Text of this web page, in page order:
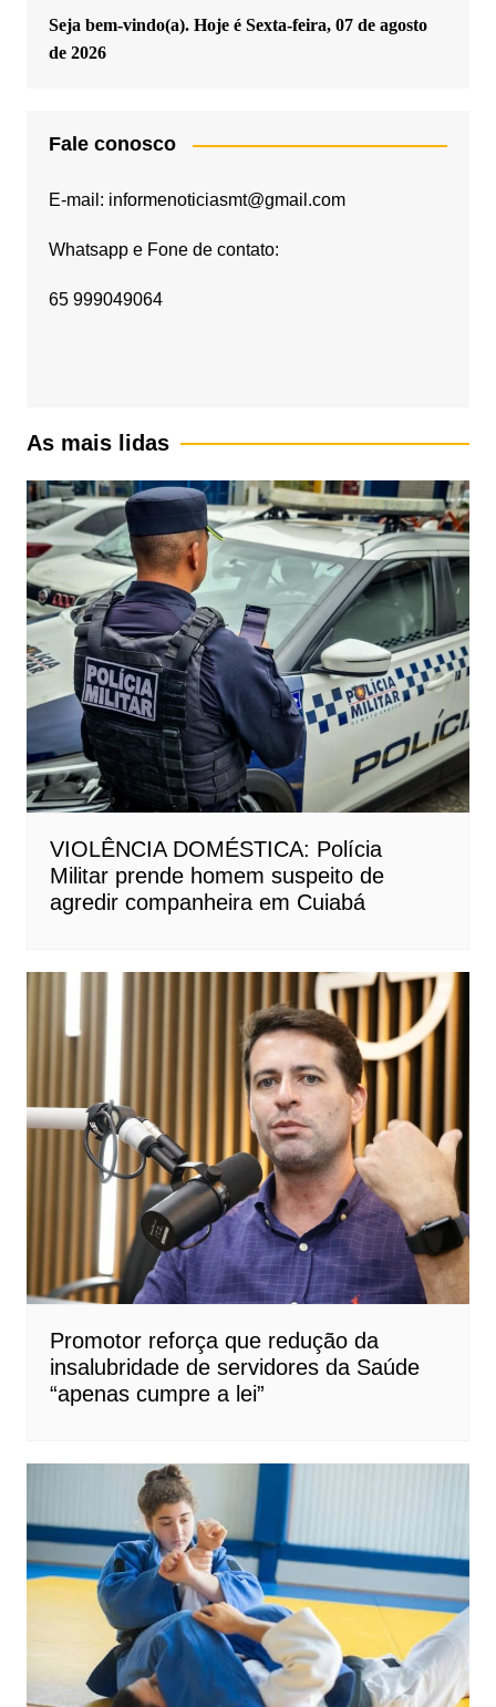
Seja bem-vindo(a). Hoje é Sexta-feira, 07 de agosto
de 2026
Fale conosco
E-mail: informenoticiasmt@gmail.com
Whatsapp e Fone de contato:
65 999049064
As mais lidas
VIOLÊNCIA DOMÉSTICA: Polícia
Militar prende homem suspeito de
agredir companheira em Cuiabá
Promotor reforça que redução da
insalubridade de servidores da Saúde
“apenas cumpre a lei”